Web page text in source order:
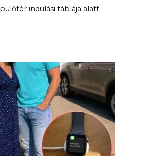
indulási táblája alatt